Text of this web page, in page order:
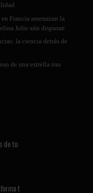
Francia amenazan la
Jolie aún disputan
la ciencia detrás de
de una estrella tras
de tu
t